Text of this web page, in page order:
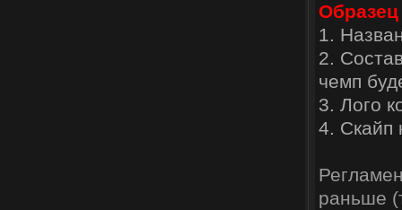
Образец
1.
2.
чемп
3. Лого
4. Скайп
раньше